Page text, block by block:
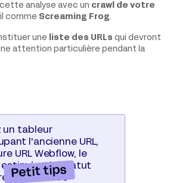
analyse avec un crawl de votre
comme Screaming Frog.
une liste des URLs qui devront
attention particulière pendant la
un tableur
l'ancienne URL,
URL Webflow, le
et le statut
Ce
Petit tips